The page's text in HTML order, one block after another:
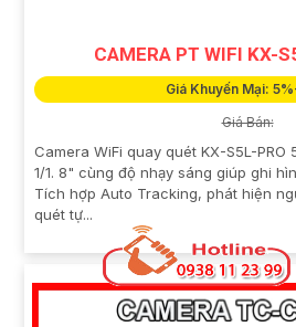
CAMERA PT WIFI KX-
Giá Khuyến Mại:
Giá Bán:
Camera WiFi quay quét KX-S5L-PRO
1/1. 8" cùng độ nhạy sáng giúp ghi
Tích hợp Auto Tracking, phát hiện
quét tự...